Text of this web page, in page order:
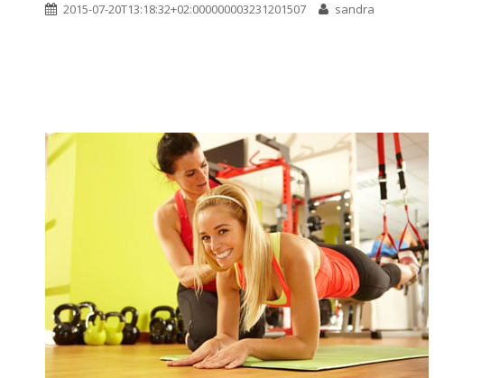
2015-07-20T13:18:32+02:000000003231201507 sandra